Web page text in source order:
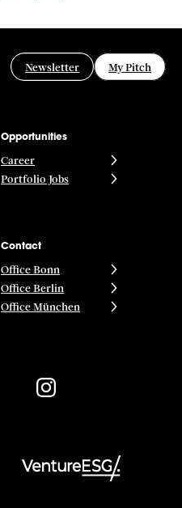
Newsletter My Pitch
Opportunities
Career
Portfolio Jobs
Contact
Office Bonn
Office Berlin
Office München